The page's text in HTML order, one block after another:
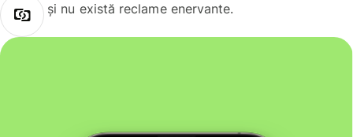
și nu există reclame enervante.